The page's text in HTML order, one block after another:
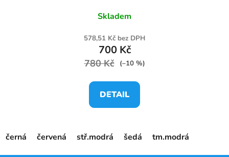
Skladem
578,51 Kč bez DPH
700 Kč
780 Kč (–10 %)
DETAIL
černá červená stř.modrá šedá tm.modrá